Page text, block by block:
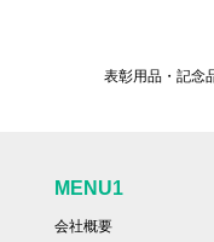
表彰用品・記念
MENU1
会社概要